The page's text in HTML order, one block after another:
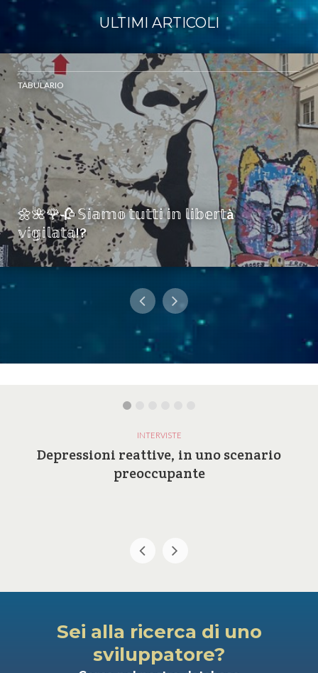
ULTIMI ARTICOLI
TABULARIO
🌼🌺🌹🥀 𝕊𝕚𝕒𝕞𝕠 𝕥𝕦𝕥𝕥𝕚 𝕚𝕟 𝕝𝕚𝕓𝕖𝕣𝕥à
𝕧𝕚𝕘𝕚𝕝𝕒𝕥𝕒!?
INTERVISTE
Depressioni reattive, in uno scenario
preoccupante
Sei alla ricerca di uno
sviluppatore?